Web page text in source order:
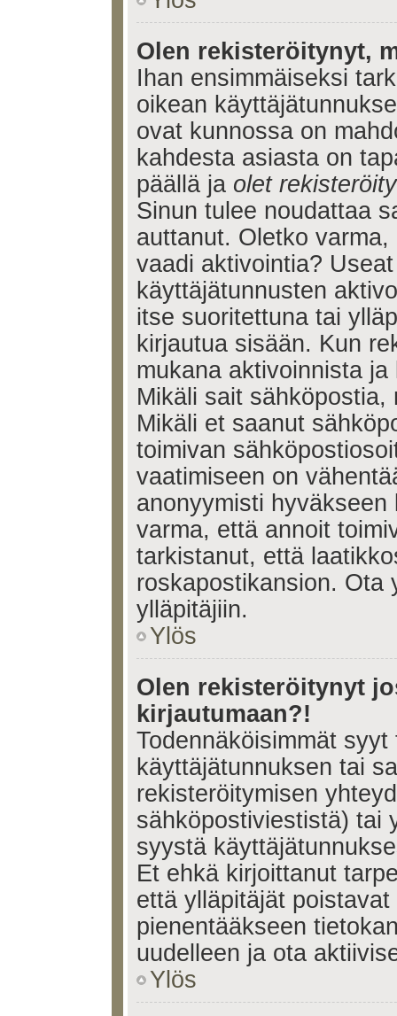
Olen rekisteröitynyt,
Ihan ensimmäiseksi
oikean
ovat kunnossa on
kahdesta asiasta on
päällä ja olet
Sinun tulee noudattaa
auttanut. Oletko
vaadi aktivointia?
käyttäjätunnusten
itse suoritettuna tai
kirjautua sisään. Kun
mukana aktivoinnista
Mikäli sait
Mikäli et saanut
toimivan
vaatimiseen on
anonyymisti
varma, että annoit
tarkistanut, että
roskapostikansion. Ota
ylläpitäjiin.
Ylös
Olen rekisteröitynyt
kirjautumaan?!
Todennäköisimmät
käyttäjätunnuksen tai
rekisteröitymisen
sähköpostiviestistä) tai
syystä
Et ehkä kirjoittanut
että ylläpitäjät
pienentääkseen
uudelleen ja ota
Ylös